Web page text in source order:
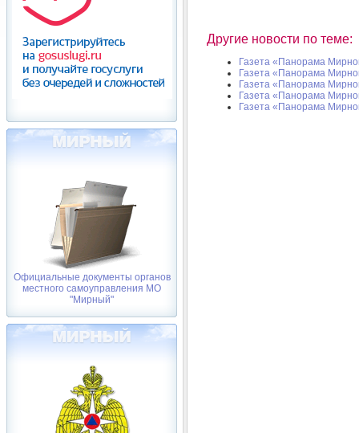
Официальные документы органов
местного самоуправления МО
"Мирный"
Другие новости по теме:
Газета «Панорама
Газета «Панорама
Газета «Панорама
Газета «Панорама
Газета «Панорама